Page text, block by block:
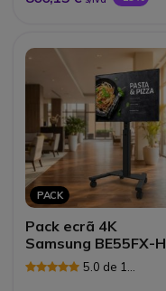
PACK
Pack ecrã 4K
Samsung BE55FX-H
55'' + suporte móvel
Neomounts
5.0 de 1